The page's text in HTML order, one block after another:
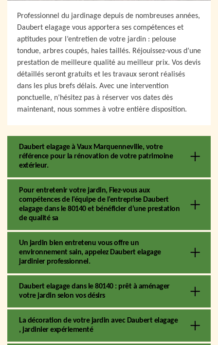
Professionnel du jardinage depuis de nombreuses années,
Daubert elagage vous apportera ses compétences et
aptitudes pour l’entretien de votre jardin : pelouse
tondue, arbres coupés, haies taillés. Réjouissez-vous d’une
prestation de meilleure qualité au meilleur prix. Vos devis
détaillés seront gratuits et les travaux seront réalisés
dans les plus brefs délais. Avec une intervention
ponctuelle, n’hésitez pas à réserver vos dates dès
maintenant, nous sommes à votre entière disposition.
Daubert elagage à Vaux Marquenneville, votre
référence pour la rénovation de votre patrimoine
extérieur.
Pour entretenir votre jardin, Fiez-vous aux
compétences de l’équipe de l’entreprise Daubert
elagage dans le 80140 et bénéficier d’une prestation
de qualité sa
Un jardin bien entretenu vous offre un
environnement sain, appelez Daubert elagage
jardinier professionnel.
Daubert elagage dans le 80140 : prêt à aménager
votre jardin selon vos désirs
La décoration de votre jardin avec Daubert elagage
, jardinier expériementé